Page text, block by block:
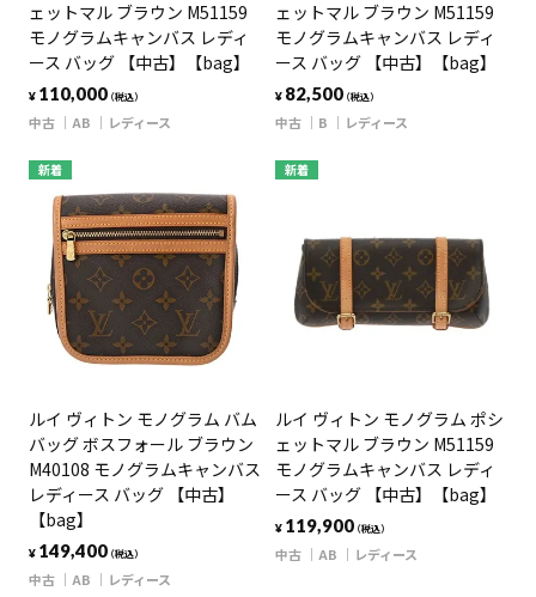
ェットマル ブラウン M51159
モノグラムキャンバス レディ
ース バッグ 【中古】【bag】
¥ 110,000（税込）
中古 AB レディース
ェットマル ブラウン M51159
モノグラムキャンバス レディ
ース バッグ 【中古】【bag】
¥ 82,500（税込）
中古 B レディース
新着
ルイ ヴィトン モノグラム バム
バッグ ボスフォール ブラウン
M40108 モノグラムキャンバス
レディース バッグ 【中古】
【bag】
¥ 149,400（税込）
中古 AB レディース
新着
ルイ ヴィトン モノグラム ポシ
ェットマル ブラウン M51159
モノグラムキャンバス レディ
ース バッグ 【中古】【bag】
¥ 119,900（税込）
中古 AB レディース